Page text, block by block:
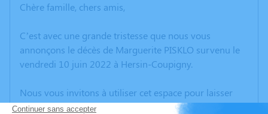
Chère famille, chers amis,
C’est avec une grande tristesse que nous vous
annonçons le décès de Marguerite PISKLO survenu le
vendredi 10 juin 2022 à Hersin-Coupigny.
Nous vous invitons à utiliser cet espace pour laisser
vos condoléances, partager des photos souvenirs, une